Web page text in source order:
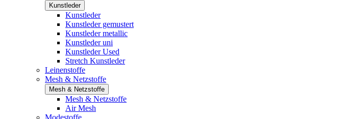
Kunstleder
Kunstleder
Kunstleder gemustert
Kunstleder metallic
Kunstleder uni
Kunstleder Used
Stretch Kunstleder
Leinenstoffe
Mesh & Netzstoffe
Mesh & Netzstoffe
Mesh & Netzstoffe
Air Mesh
Modestoffe